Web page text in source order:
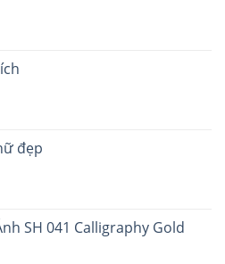
đẹp
SH 041 Calligraphy Gold